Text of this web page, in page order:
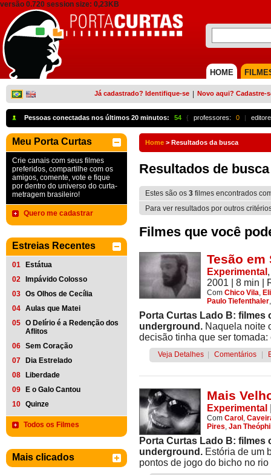
versão 0.720 session size: 0,23KB
HOME
Já cadastrado? Identifique-se Novo aqui? Cadastre-
Pessoas conectadas nos últimos 20 minutos: 54 { professores: 0 |
Meu Porta Curtas
Crie canais com seus filmes
preferidos, compartilhe com os
amigos, comente, vote e fique
por dentro do universo do curta-
metragem brasileiro!
Quero me cadastrar
Estreias Recentes
01
Estátua
02
Impávido Colosso
03 Os Olhos de Cecília
04 Aulas que Matei
05 O Delírio é a Redenção dos
Aflitos
06 Sem Coração
07
Dia Estrelado
08
Liberdade
09
E o Galo Cantou
10 Quinze
Todos os Filmes
Mais clicados
Home > Resultados da busca
Resultados de busca
Estes são os 3 filmes encontrados
Para ver resultados por outros
Filmes que você
Tesão em
Experimental
2001
| 8 min
Com Chico Vila,
Paulo Tiefenthaler
Porta Curtas Lado B: filmes
underground. Naquela noite
decisão tinha que ser
Veja Detalhes Comentários
Mais
Experimental
Com Carol ,
Pires, Jan
Porta Curtas Lado B: filmes
underground. Estória de um
pontos de jogo do bicho no